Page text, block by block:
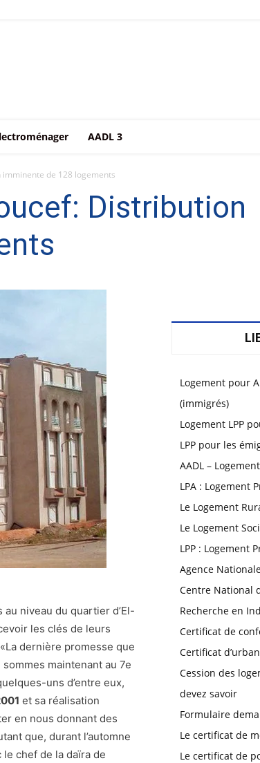
AADL 3
de 128 logements
Distribution
niveau du quartier d’El-
les clés de leurs
dernière promesse que
maintenant au 7e
uns d’entre eux,
et sa réalisation
en nous donnant des
que, durant l’automne
le chef de la daïra de
Logement pour
(immigrés)
Logement LPP
LPP pour les
AADL –
LPA : Logement
Le Logement
Le Logement
LPP : Logement
Agence
Centre National
Recherche en
Certificat de
Certificat
Cession des
devez savoir
Formulaire
Le certificat de
Le certificat de